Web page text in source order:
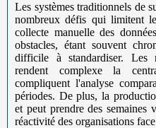
Les systèmes traditionnels de
nombreux défis qui limitent
collecte manuelle des
obstacles, étant souvent
difficile à standardiser. Les
rendent complexe la
compliquent l'analyse
périodes. De plus, la
et peut prendre des semaines
réactivité des organisations